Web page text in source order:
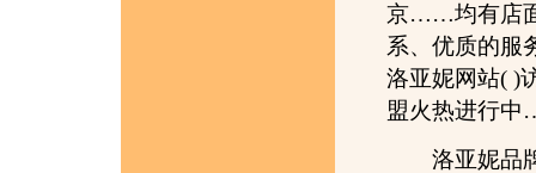
京……均有店
系、优质的服
洛亚妮网站( )
盟火热进行
洛亚妮品牌